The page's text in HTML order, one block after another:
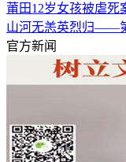
莆田12岁女孩被虐死
山河无恙英烈归——
官方新闻